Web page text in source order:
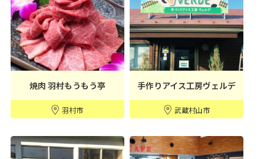
焼肉 羽村もうもう亭
羽村市
手作りアイス工房ヴェルデ
武蔵村山市